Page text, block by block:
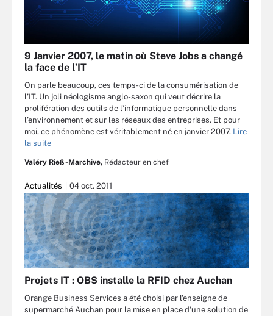
9 Janvier 2007, le matin où Steve Jobs a changé
la face de l’IT
On parle beaucoup, ces temps-ci de la consumérisation de
l’IT. Un joli néologisme anglo-saxon qui veut décrire la
prolifération des outils de l’informatique personnelle dans
l’environnement et sur les réseaux des entreprises. Et pour
moi, ce phénomène est véritablement né en janvier 2007. Lire
la suite
Valéry Rieß-Marchive, Rédacteur en chef
Actualités 04 oct. 2011
Projets IT : OBS installe la RFID chez Auchan
Orange Business Services a été choisi par l'enseigne de
supermarché Auchan pour la mise en place d'une solution de